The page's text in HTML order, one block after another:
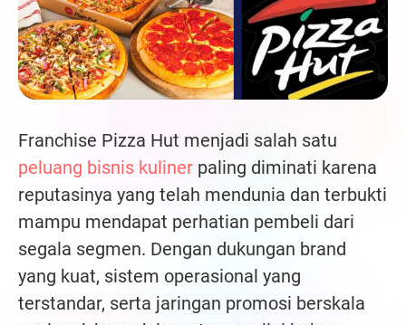
Franchise Pizza Hut menjadi salah satu
peluang bisnis kuliner paling diminati karena
reputasinya yang telah mendunia dan terbukti
mampu mendapat perhatian pembeli dari
segala segmen. Dengan dukungan brand
yang kuat, sistem operasional yang
terstandar, serta jaringan promosi berskala